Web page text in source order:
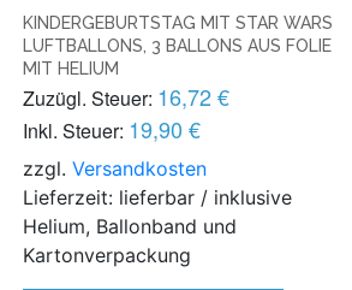
KINDERGEBURTSTAG MIT STAR WARS
LUFTBALLONS, 3 BALLONS AUS FOLIE
MIT HELIUM
Zuzügl. Steuer: 16,72 €
Inkl. Steuer: 19,90 €
zzgl.Versandkosten
Lieferzeit: lieferbar / inklusive
Helium, Ballonband und
Kartonverpackung